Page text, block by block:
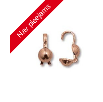
Nav pieejams